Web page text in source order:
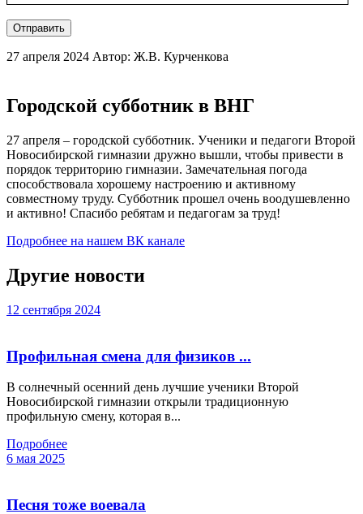
Отправить
27 апреля 2024 Автор: Ж.В. Курченкова
Городской субботник в ВНГ
27 апреля – городской субботник. Ученики и педагоги Второй
Новосибирской гимназии дружно вышли, чтобы привести в
порядок территорию гимназии. Замечательная погода
способствовала хорошему настроению и активному
совместному труду. Субботник прошел очень воодушевленно
и активно! Спасибо ребятам и педагогам за труд!
Подробнее на нашем ВК канале
Другие новости
12 сентября 2024
Профильная смена для физиков ...
В солнечный осенний день лучшие ученики Второй
Новосибирской гимназии открыли традиционную
профильную смену, которая в...
Подробнее
6 мая 2025
Песня тоже воевала